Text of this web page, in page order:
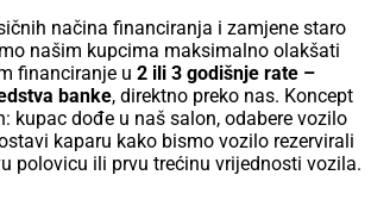
načina financiranja i zamjene staro
našim kupcima maksimalno olakšati
financiranje u 2 ili 3 godišnje rate –
banke, direktno preko nas. Koncept
kupac dođe u naš salon, odabere vozilo
kaparu kako bismo vozilo rezervirali
polovicu ili prvu trećinu vrijednosti vozila.